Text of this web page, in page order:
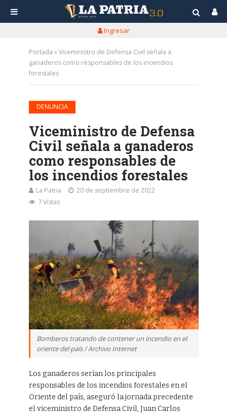
Ingresar
Portada »Viceministro de Defensa Civil señala a
ganaderos como responsables de los incendios
forestales
DENUNCIA
Viceministro de Defensa
Civil señala a ganaderos
como responsables de
los incendios forestales
La Patria
20 de septiembre de 2022
7 Vistas
Bomberos tratando de contener un incendio en el
oriente del país / Archivo Internet
Los ganaderos serían los principales
responsables de los incendios forestales en el
Oriente del país, aseguró la jornada precedente
el viceministro de Defensa Civil, Juan Carlos